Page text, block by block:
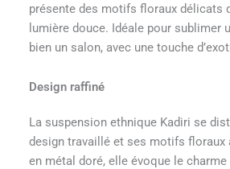
présente des motifs floraux délicats
lumière douce. Idéale pour sublimer
bien un salon, avec une touche
Design raffiné
La suspension ethnique Kadiri se
design travaillé et ses motifs floraux
en métal doré, elle évoque le charme